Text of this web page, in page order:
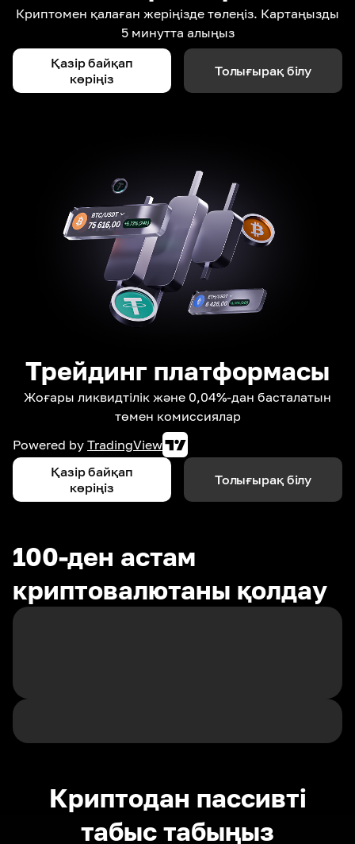
Криптомен қалаған жеріңізде төлеңіз. Картаңызды
5 минутта алыңыз
Қазір байқап
көріңіз
Толығырақ білу
Трейдинг платформасы
Жоғары ликвидтілік және 0,04%-дан басталатын
төмен комиссиялар
Powered by TradingView
Қазір байқап
көріңіз
Толығырақ білу
100-ден астам
криптовалютаны қолдау
Криптодан пассивті
табыс табыңыз